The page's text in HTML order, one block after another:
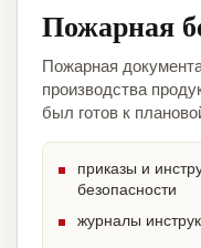
Пожарная
Пожарная
производства
был готов к
приказы и
безопасности
журналы